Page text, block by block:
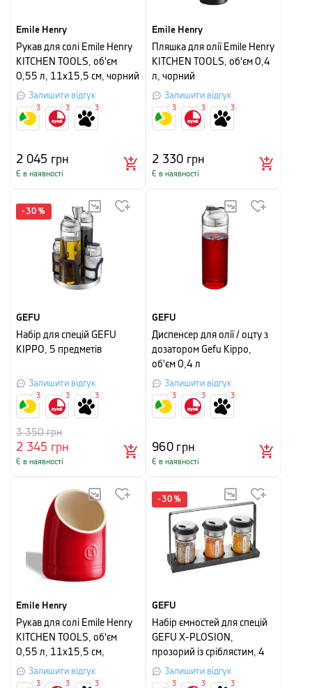
Emile Henry
Рукав для солі Emile Henry
KITCHEN TOOLS, об'єм
0,55 л, 11х15,5 см, чорний
Залишити відгук
2 045 грн
Є в наявності
3 3 3
Emile Henry
Пляшка для олії Emile Henry
KITCHEN TOOLS, об'єм 0,4
л, чорний
Залишити відгук
2 330 грн
Є в наявності
3 3 3
-30 %
GEFU
Набір для спецій GEFU
KIPPO, 5 предметів
Залишити відгук
2 345 грн
3 350грн
Є в наявності
3 3 3
GEFU
Диспенсер для олії / оцту з
дозатором Gefu Kippo,
об'єм 0,4 л
Залишити відгук
960грн
Є в наявності
3 3 3
Emile Henry
Рукав для солі Emile Henry
KITCHEN TOOLS, об'єм
0,55 л, 11х15,5 см,
червоний
Залишити відгук
3 3 3
-30 %
GEFU
Набір ємностей для спецій
GEFU X-PLOSION,
прозорий із сріблястим, 4
предмети
Залишити відгук
3 3 3